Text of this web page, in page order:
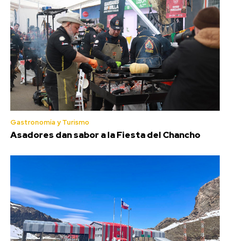
Gastronomía y Turismo
Asadores dan sabor a la Fiesta del Chancho